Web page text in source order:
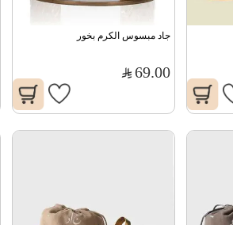
جاد مبسوس الكرم بخور
69.00